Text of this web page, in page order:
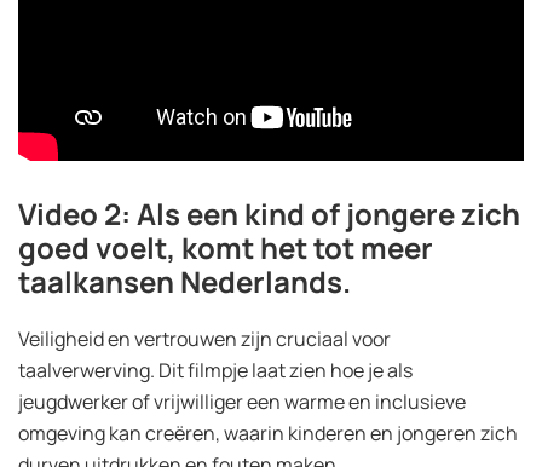
Video 2: Als een kind of jongere zich
goed voelt, komt het tot meer
taalkansen Nederlands.
Veiligheid en vertrouwen zijn cruciaal voor
taalverwerving. Dit filmpje laat zien hoe je als
jeugdwerker of vrijwilliger een warme en inclusieve
omgeving kan creëren, waarin kinderen en jongeren zich